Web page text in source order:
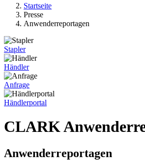
Startseite
Presse
Anwenderreportagen
Stapler
Händler
Anfrage
Händlerportal
CLARK
Anwenderreportagen